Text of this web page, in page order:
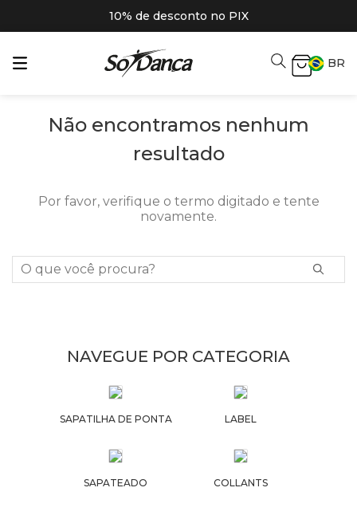
10% de desconto no PIX
BR
Não encontramos nenhum
resultado
Por favor, verifique o termo digitado e tente
novamente.
O que você procura?
NAVEGUE POR CATEGORIA
SAPATILHA DE PONTA LABEL
SAPATEADO COLLANTS